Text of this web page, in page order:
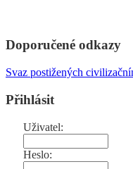
Doporučené odkazy
Svaz postižených
Přihlásit
Uživatel:
Heslo: